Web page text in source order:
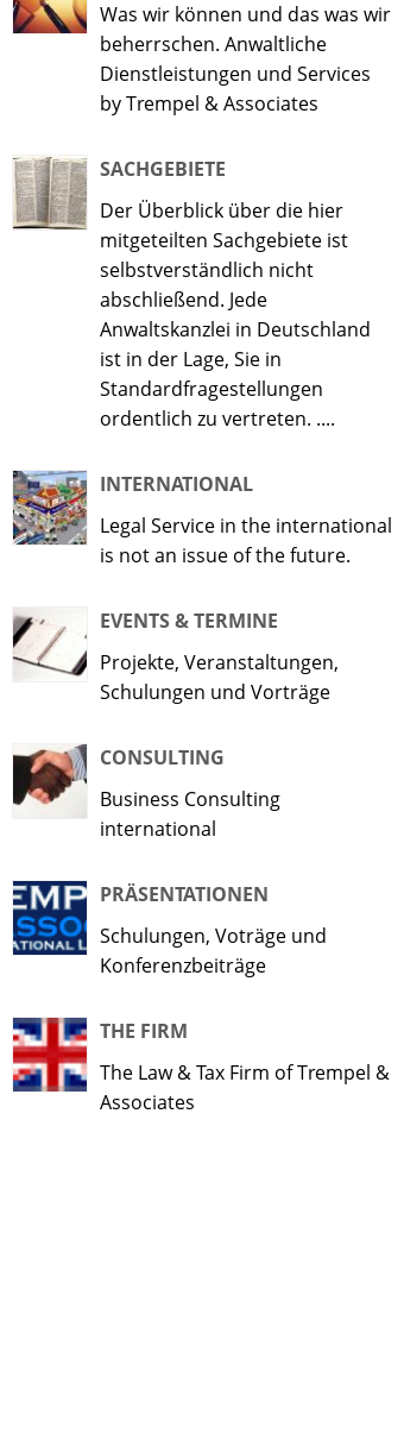
Was wir können und das was wir
beherrschen. Anwaltliche
Dienstleistungen und Services
by Trempel & Associates
SACHGEBIETE
Der Überblick über die hier
mitgeteilten Sachgebiete ist
selbstverständlich nicht
abschließend. Jede
Anwaltskanzlei in Deutschland
ist in der Lage, Sie in
Standardfragestellungen
ordentlich zu vertreten. ....
INTERNATIONAL
Legal Service in the international
is not an issue of the future.
EVENTS & TERMINE
Projekte, Veranstaltungen,
Schulungen und Vorträge
CONSULTING
Business Consulting
international
PRÄSENTATIONEN
Schulungen, Voträge und
Konferenzbeiträge
THE FIRM
The Law & Tax Firm of Trempel &
Associates